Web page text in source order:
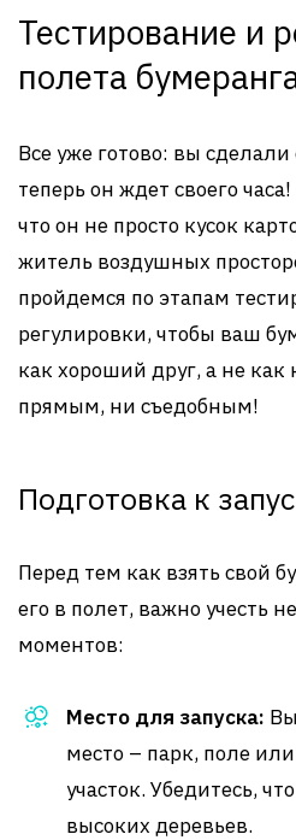
Тестирование и
полета
Все уже готово: вы
теперь он ждет своего
что он не просто кусок
житель воздушных
пройдемся по этапам
регулировки, чтобы ваш
как хороший друг, а не
прямым, ни съедобным!
Подготовка к
Перед тем как взять свой
его в полет, важно учесть
моментов:
Место для запуска:
место – парк, поле
участок. Убедитесь,
высоких деревьев.